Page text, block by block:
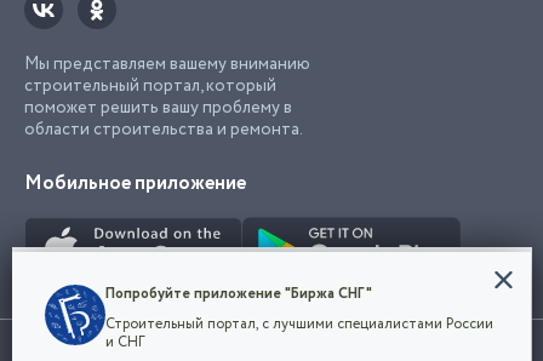
Мы представляем вашему вниманию
строительный портал, который
поможет решить вашу проблему в
области строительства и ремонта.
Мобильное приложение
Использование сайта, в том числе подача объявлений, означает
Конфиденциальность
Мы используем файлы cookie, чтобы сделать
наш сайт удобным для каждого
Попробуйте приложение "Биржа СНГ"
Строительный портал, с лучшими специалистами России
и СНГ